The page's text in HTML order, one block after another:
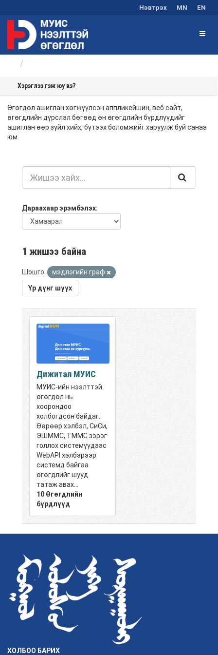
Нэвтрэх MN EN
Хэрэглээ гэж юу вэ?
Өгөгдөл ашиглан хөгжүүлсэн аппликейшин, веб сайт,
өгөгдлийн дүрслэл бөгөөд өн өгөгдлийн бүрдлүүдийг
ашиглан өөр зүйл хийх, бүтээх боломжийг харуулж буй санаа
юм.
Дараахаар эрэмбэлэх
1 жишээ байна
Шошго: мэдлэгийн граф
Үр дүнг шүүх
Дижитал МУИС
МУИС-ийн нээлттэй
өгөгдөл нь
хоорондоо
холбогдсон байдаг.
Өөрөөр хэлбэл, СиСи,
ЭШММС, ТММС зэрэг
голлох системүүдээс
WebAPI хэлбэрээр
системд байгаа
өгөгдлийг шууд
татаж авах...
10 Өгөгдлийн
бүрдлүүд
ХОЛБОО БАРИХ